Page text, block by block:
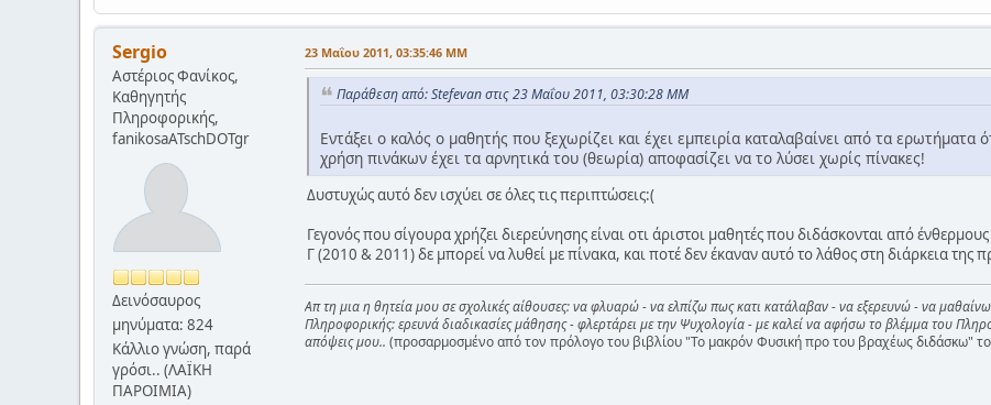
Sergio
Αστέριος Φανίκος,
Καθηγητής
Πληροφορικής,
fanikosaATschDOTgr
Δεινόσαυρος
μηνύματα: 824
Κάλλιο γνώση, παρά
γρόσι.. (ΛΑΪΚΗ
ΠΑΡΟΙΜΙΑ)
23 Μαΐου 2011, 03:35:46 ΜΜ
Παράθεση από: Stefevan στις 23 Μαΐου 2011, 03:30:28 ΜΜ
Εντάξει ο καλός ο μαθητής που ξεχωρίζει και έχει εμπειρία καταλαβαίνει από τα ερωτήματα
χρήση πινάκων έχει τα αρνητικά του (θεωρία) αποφασίζει να το λύσει χωρίς πίνακες!
Δυστυχώς αυτό δεν ισχύει σε όλες τις περιπτώσεις:(
Γεγονός που σίγουρα χρήζει διερεύνησης είναι οτι άριστοι μαθητές που διδάσκονται από
Γ (2010 & 2011) δε μπορεί να λυθεί με πίνακα, και ποτέ δεν έκαναν αυτό το λάθος στη διάρκεια της
Απ τη μια η θητεία μου σε σχολικές αίθουσες: να φλυαρώ - να ελπίζω πως κατι κατάλαβαν - να εξερευνώ - να
Πληροφορικής: ερευνά διαδικασίες μάθησης - φλερτάρει με την Ψυχολογία - με καλεί να αφήσω το βλέμμα του
απόψεις μου.. (προσαρμοσμένο από τον πρόλογο του βιβλίου "Το μακρόν Φυσική προ του βραχέως διδάσκω"